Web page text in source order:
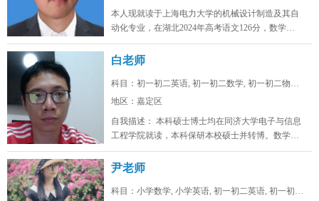
本人现就读于上海电力大学的机械设计制造及其自
动化专业，在湖北2024年高考语文126分，数学
128，物理88，化学92，...
白老师
科目：初一初二英语, 初一初二数学, 初一初二物理, ...
地区：嘉定区
自我描述： 本科硕士博士均在同济大学电子与信息
工程学院就读，本科保研本校硕士并转博。数学高
考142，物理高考91，化学...
尹老师
科目：小学数学, 小学英语, 初一初二英语, 初一初二...